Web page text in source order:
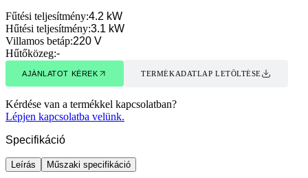
Fűtési teljesítmény:4.2 kW
Hűtési teljesítmény:3.1 kW
Villamos betáp:220 V
Hűtőközeg:-
AJÁNLATOT KÉREK TERMÉKADATLAP LETÖLTÉSE
Kérdése van a termékkel kapcsolatban?
Lépjen kapcsolatba velünk.
Specifikáció
Leírás Műszaki specifikáció